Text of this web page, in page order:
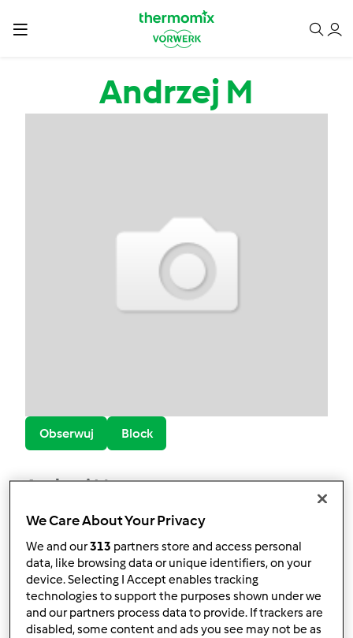
Andrzej M
Obserwuj Block
Andrzej M
Aktualna liczba punktów użytkownika: 25
Który model Thermomix ® posiadasz?
tm6
Najlepszy przepis
We Care About Your Privacy
We and our313 partners store and access personal
data, like browsing data or unique identifiers, on your
device. Selecting I Accept enables tracking
technologies to support the purposes shown under we
and our partners process data to provide. If trackers are
disabled, some content and ads you see may not be as